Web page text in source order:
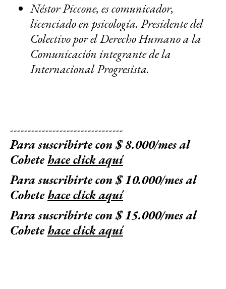
Néstor Piccone, es comunicador,
licenciado en psicología. Presidente del
Colectivo por el Derecho Humano a la
Comunicación integrante de la
Internacional Progresista.
--------------------------------
Para suscribirte con $ 8.000/mes al
Cohetehace click aquí
Para suscribirte con $ 10.000/mes al
Cohetehace click aquí
Para suscribirte con $ 15.000/mes al
Cohetehace click aquí